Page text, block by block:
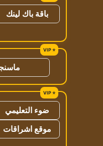
باقة باك لينك
ضوء التعليمي
موقع اشراقات